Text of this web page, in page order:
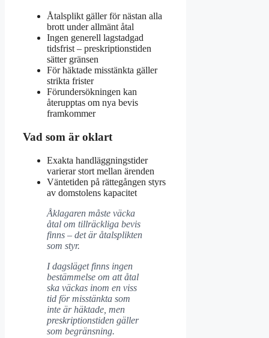
Åtalsplikt gäller för nästan alla
brott under allmänt åtal
Ingen generell lagstadgad
tidsfrist – preskriptionstiden
sätter gränsen
För häktade misstänkta gäller
strikta frister
Förundersökningen kan
återupptas om nya bevis
framkommer
Vad som är oklart
Exakta handläggningstider
varierar stort mellan ärenden
Väntetiden på rättegången styrs
av domstolens kapacitet
Åklagaren måste väcka
åtal om tillräckliga bevis
finns – det är åtalsplikten
som styr.
I dagsläget finns ingen
bestämmelse om att åtal
ska väckas inom en viss
tid för misstänkta som
inte är häktade, men
preskriptionstiden gäller
som begränsning.